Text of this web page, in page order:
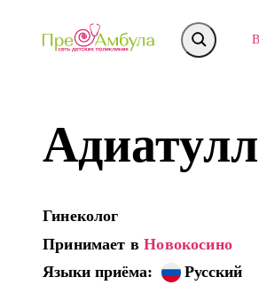
Гинеколог
Принимает вНовокосино
Языки приёма:
Русский